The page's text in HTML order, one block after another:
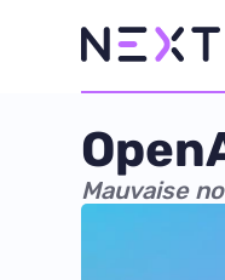
Mauvaise